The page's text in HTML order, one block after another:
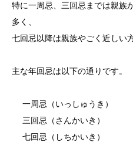
特に一周忌、三回忌までは親族
多く、
七回忌以降は親族やごく近しい
主な年回忌は以下の通りです。
一周忌（いっしゅうき）
三回忌（さんかいき）
七回忌（しちかいき）